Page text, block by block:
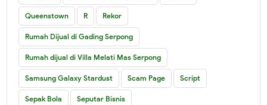
Queenstown R Rekor
Rumah Dijual di Gading Serpong
Rumah dijual di Villa Melati Mas Serpong
Samsung Galaxy Stardust Scam Page Script
Sepak Bola Seputar Bisnis